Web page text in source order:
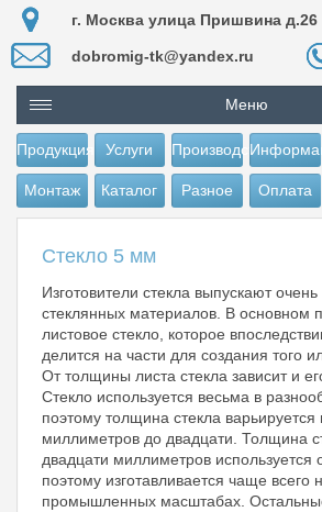
г. Москва улица Пришвина д.26
dobromig-tk@yandex.ru
Меню
Продукция Услуги Производство
Монтаж Каталог Разное Оплата
Стекло 5 мм
Изготовители стекла выпускают
стеклянных материалов. В основном
листовое стекло, которое
делится на части для создания того
От толщины листа стекла зависит и
Стекло используется весьма в
поэтому толщина стекла
миллиметров до двадцати. Толщина
двадцати миллиметров используется
поэтому изготавливается чаще всего
промышленных масштабах.